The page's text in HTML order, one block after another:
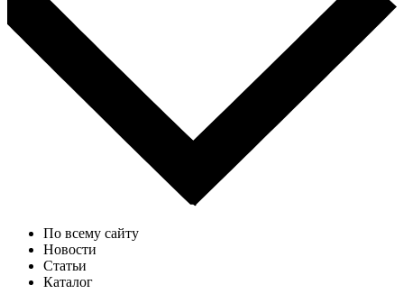
По всему сайту
Новости
Статьи
Каталог